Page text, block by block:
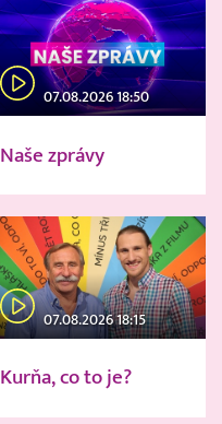
07.08.2026 18:50
Naše zprávy
07.08.2026 18:15
Kurňa, co to je?